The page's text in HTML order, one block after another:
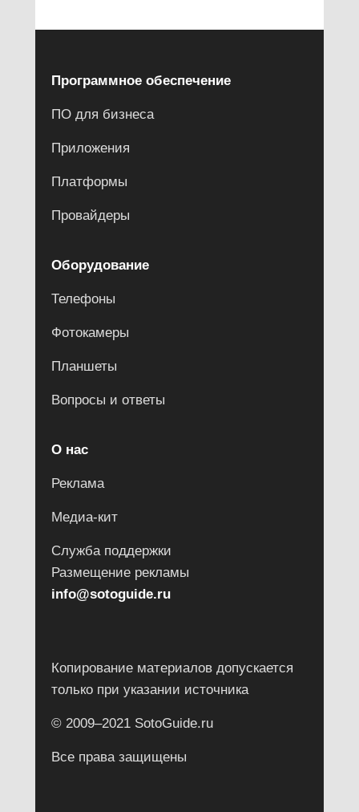
Программное обеспечение
ПО для бизнеса
Приложения
Платформы
Провайдеры
Оборудование
Телефоны
Фотокамеры
Планшеты
Вопросы и ответы
О нас
Реклама
Медиа-кит
Служба поддержки
Размещение рекламы
info@sotoguide.ru
Копирование материалов допускается
только при указании источника
© 2009–2021 SotoGuide.ru
Все права защищены